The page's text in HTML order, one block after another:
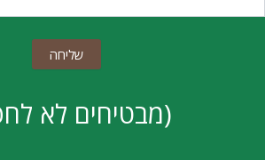
(מבטיחים לא לחפור)